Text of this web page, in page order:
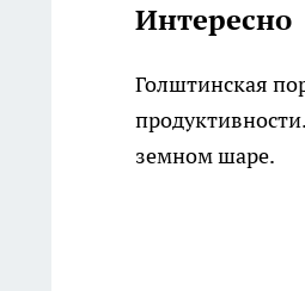
Интересно
Голштинская
земном шаре.